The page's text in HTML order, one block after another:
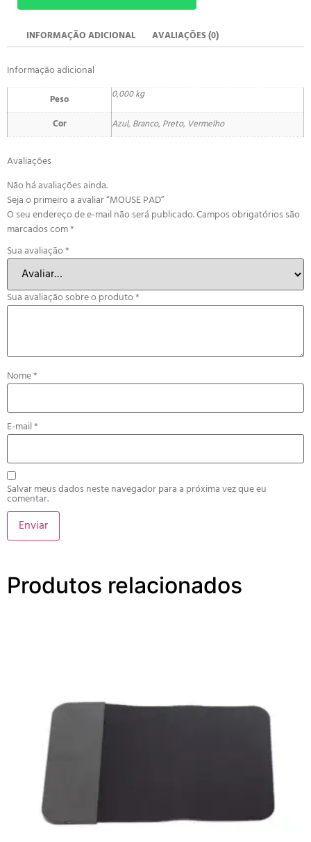
INFORMAÇÃO ADICIONAL AVALIAÇÕES (0)
Informação adicional
Peso 0,000 kg
Cor Azul, Branco, Preto, Vermelho
Avaliações
Não há avaliações ainda.
Seja o primeiro a avaliar “MOUSE PAD”
O seu endereço de e-mail não será publicado.Campos obrigatórios são
marcados com*
Sua avaliação*
Sua avaliação sobre o produto*
Nome*
E-mail*
Salvar meus dados neste navegador para a próxima vez que eu
comentar.
Produtos relacionados